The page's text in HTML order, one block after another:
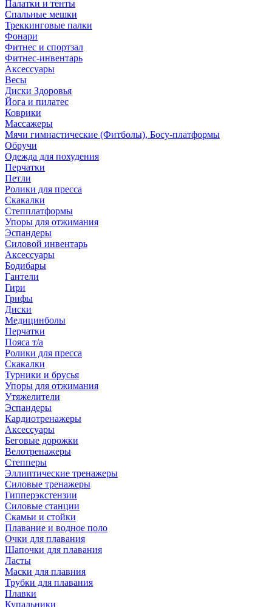
Палатки и тенты
Спальные мешки
Треккинговые палки
Фонари
Фитнес и спортзал
Фитнес-инвентарь
Аксессуары
Весы
Диски Здоровья
Йога и пилатес
Коврики
Массажеры
Мячи гимнастические (Фитболы), Босу-платформы
Обручи
Одежда для похудения
Перчатки
Петли
Ролики для пресса
Скакалки
Степплатформы
Упоры для отжимания
Эспандеры
Силовой инвентарь
Аксессуары
Бодибары
Гантели
Гири
Грифы
Диски
Медицинболы
Перчатки
Пояса т/а
Ролики для пресса
Скакалки
Турники и брусья
Упоры для отжимания
Утяжелители
Эспандеры
Кардиотренажеры
Аксессуары
Беговые дорожки
Велотренажеры
Степперы
Эллиптические тренажеры
Силовые тренажеры
Гипперэкстензии
Силовые станции
Скамьи и стойки
Плавание и водное поло
Очки для плавания
Шапочки для плавания
Ласты
Маски для плавния
Трубки для плавания
Плавки
Купальники